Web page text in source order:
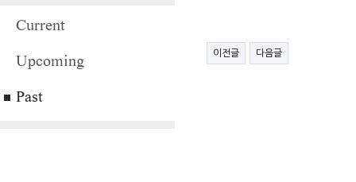
Current
Upcoming
Past
이전글 다음글